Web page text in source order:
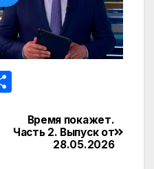
п Время покажет.
Часть 2. Выпуск от
28.05.2026